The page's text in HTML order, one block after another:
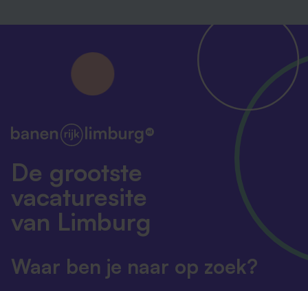
De grootste
vacaturesite
van Limburg
Waar ben je naar op zoek?